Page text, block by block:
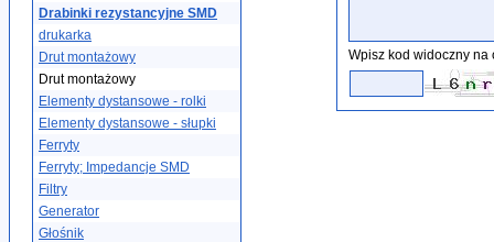
Drabinki rezystancyjne SMD
drukarka
Drut montażowy
Drut montażowy
Elementy dystansowe - rolki
Elementy dystansowe - słupki
Ferryty
Ferryty; Impedancje SMD
Filtry
Generator
Głośnik
Wpisz kod widoczny na